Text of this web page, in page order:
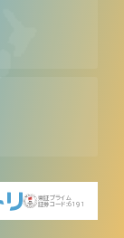
東証プライム
証券コード:6191